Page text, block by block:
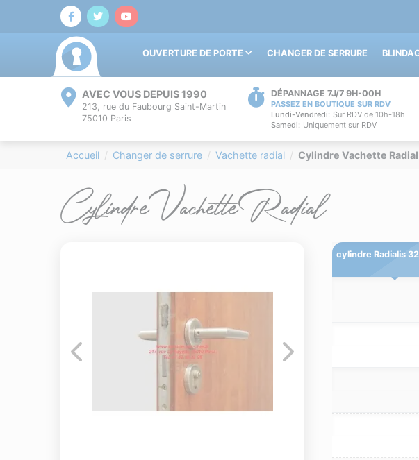
OUVERTURE DE PORTE CHANGER DE SERRURE
AVEC VOUS DEPUIS 1990
213, rue du Faubourg Saint-Martin
75010 Paris
DÉPANNAGE 7J/7 9H-00H
PASSEZ EN BOUTIQUE SUR RDV
Lundi-Vendredi: Sur RDV de 10h-18h
Samedi: Uniquement sur RDV
Accueil Changer de serrure Vachette radial Cylindre Vachette Radial
Cylindre Vachette Radial
cylindre Radialis